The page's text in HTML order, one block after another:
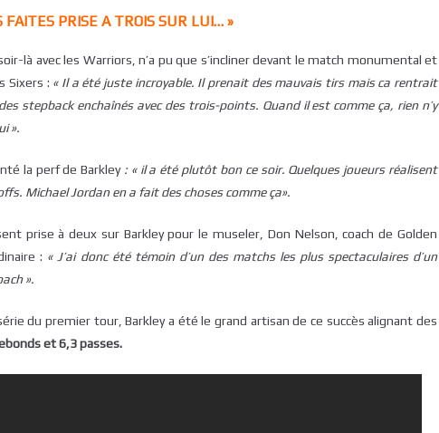
FAITES PRISE A TROIS SUR LUI… »
là avec les Warriors, n’a pu que s’incliner devant le match monumental et
Sixers : « Il a été juste incroyable. Il prenait des mauvais tirs mais ca rentrait
stepback enchaînés avec des trois-points. Quand il est comme ça, rien n’y
».
la perf de Barkley : « il a été plutôt bon ce soir. Quelques joueurs réalisent
Michael Jordan en a fait des choses comme ça».
prise à deux sur Barkley pour le museler, Don Nelson, coach de Golden
: « J’ai donc été témoin d’un des matchs les plus spectaculaires d’un
».
du premier tour, Barkley a été le grand artisan de ce succès alignant des
et 6,3 passes.